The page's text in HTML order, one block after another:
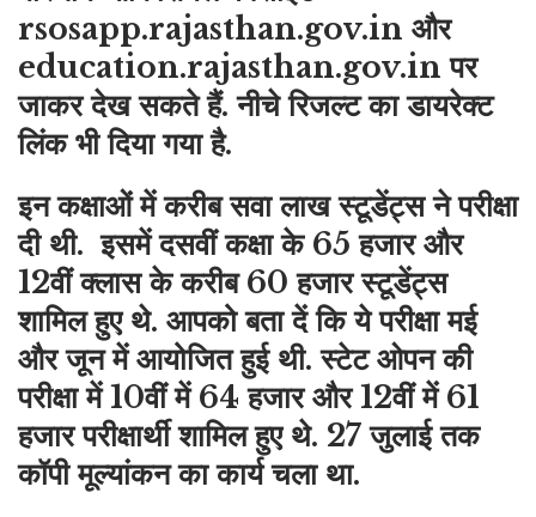
rsosapp.rajasthan.gov.in और
education.rajasthan.gov.in पर
जाकर देख सकते हैं. नीचे रिजल्ट का डायरेक्ट
लिंक भी दिया गया है.
इन कक्षाओं में करीब सवा लाख स्टूडेंट्स ने परीक्षा
दी थी. इसमें दसवीं कक्षा के 65 हजार और
12वीं क्लास के करीब 60 हजार स्टूडेंट्स
शामिल हुए थे. आपको बता दें कि ये परीक्षा मई
और जून में आयोजित हुई थी. स्टेट ओपन की
परीक्षा में 10वीं में 64 हजार और 12वीं में 61
हजार परीक्षार्थी शामिल हुए थे. 27 जुलाई तक
कॉपी मूल्यांकन का कार्य चला था.